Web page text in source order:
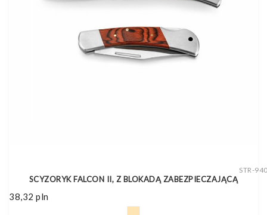
STR-
SCYZORYK FALCON II, Z BLOKADĄ ZABEZPIECZAJĄCĄ
38,32 pln